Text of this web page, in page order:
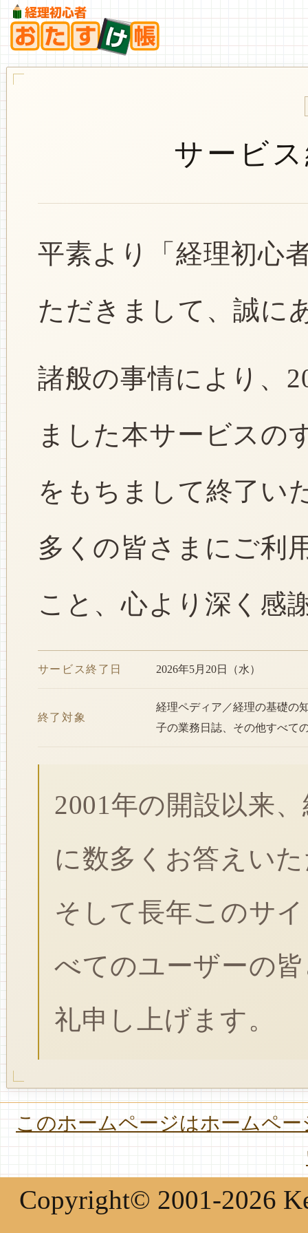
サービ
平素より「経理初心
ただきまして、誠に
諸般の事情により、
ました本サービスの
をもちまして終了い
多くの皆さまにご利
こと、心より深く感
サービス終了日 2026年5月20日（水）
終了対象
経理ペディア／経理の基礎の
子の業務日誌、その他すべて
2001年の開設以来
に数多くお答えい
そして長年このサ
べてのユーザーの
礼申し上げます。
このホームページはホームペ
Copyright© 2001-2026